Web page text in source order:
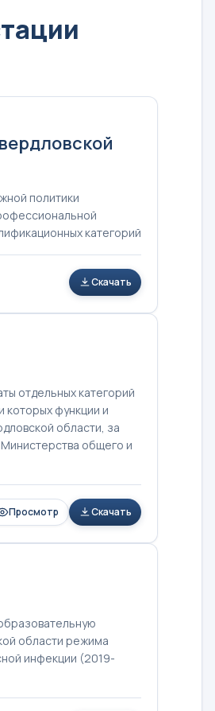
политики
категорий
Скачать
отдельных категорий
которых функции и
области, за
общего и
Просмотр Скачать
области режима
инфекции (2019-